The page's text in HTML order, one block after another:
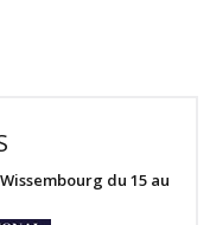
du 15 au